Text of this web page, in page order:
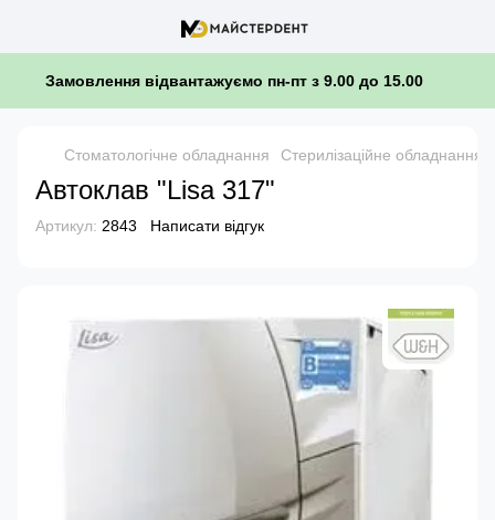
Замовлення відвантажуємо пн-пт з 9.00 до 15.00
Стоматологічне обладнання Стерилізаційне обладнання,
Автоклав "Lisa 317"
Артикул: 2843 Написати відгук